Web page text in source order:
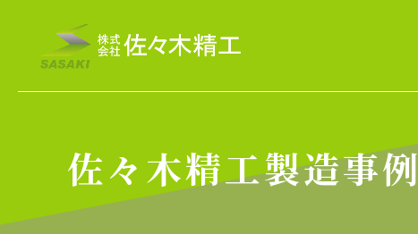
佐々木精工製造事例